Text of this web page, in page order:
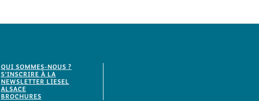
QUI SOMMES-NOUS ?
S'INSCRIRE À LA
NEWSLETTER LIESEL
ALSACE
BROCHURES